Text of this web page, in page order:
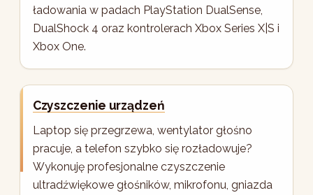
ładowania w padach PlayStation DualSense,
DualShock 4 oraz kontrolerach Xbox Series X|S i
Xbox One.
Czyszczenie urządzeń
Laptop się przegrzewa, wentylator głośno
pracuje, a telefon szybko się rozładowuje?
Wykonuję profesjonalne czyszczenie
ultradźwiękowe głośników, mikrofonu, gniazda